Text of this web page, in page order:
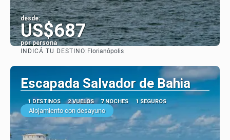
desde:
US$687
por persona
Ver
INDICÁ TU DESTINO: Florianópolis
Escapada Salvador de Bahia
1 DESTINOS 2 VUELOS 7 NOCHES 1 SEGUROS
Alojamiento con desayuno